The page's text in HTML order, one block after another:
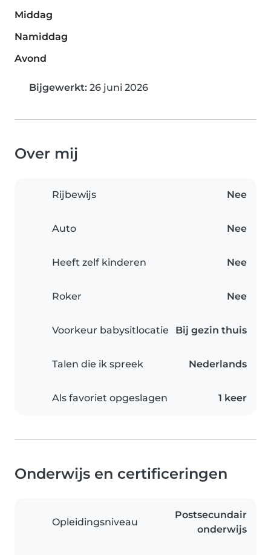
Middag
Namiddag
Avond
Bijgewerkt: 26 juni 2026
Over mij
Rijbewijs Nee
Auto Nee
Heeft zelf kinderen Nee
Roker Nee
Voorkeur babysitlocatie Bij gezin thuis
Talen die ik spreek Nederlands
Als favoriet opgeslagen 1 keer
Onderwijs en certificeringen
Opleidingsniveau
Postsecundair
onderwijs